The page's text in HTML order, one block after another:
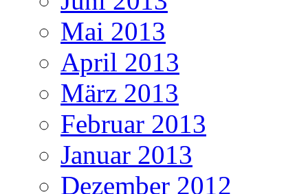
Mai 2013
April 2013
März 2013
Februar 2013
Januar 2013
Dezember 2012